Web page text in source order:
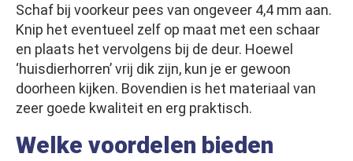
Schaf bij voorkeur pees van ongeveer 4,4 mm aan.
Knip het eventueel zelf op maat met een schaar
en plaats het vervolgens bij de deur. Hoewel
‘huisdierhorren’ vrij dik zijn, kun je er gewoon
doorheen kijken. Bovendien is het materiaal van
zeer goede kwaliteit en erg praktisch.
Welke voordelen bieden